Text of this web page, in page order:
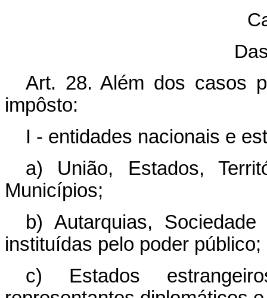
Art. 28. Além dos casos
impôsto:
I - entidades nacionais e
a) União, Estados,
Municípios;
b) Autarquias,
instituídas pelo poder público;
c) Estados